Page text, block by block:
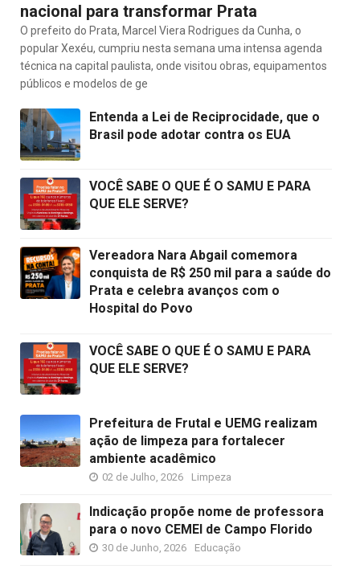
nacional para transformar Prata
O prefeito do Prata, Marcel Viera Rodrigues da Cunha, o
popular Xexéu, cumpriu nesta semana uma intensa agenda
técnica na capital paulista, onde visitou obras, equipamentos
públicos e modelos de ge
Entenda a Lei de Reciprocidade, que o
Brasil pode adotar contra os EUA
VOCÊ SABE O QUE É O SAMU E PARA
QUE ELE SERVE?
Vereadora Nara Abgail comemora
conquista de R$ 250 mil para a saúde do
Prata e celebra avanços com o
Hospital do Povo
VOCÊ SABE O QUE É O SAMU E PARA
QUE ELE SERVE?
Prefeitura de Frutal e UEMG realizam
ação de limpeza para fortalecer
ambiente acadêmico
02 de Julho, 2026 Limpeza
Indicação propõe nome de professora
para o novo CEMEI de Campo Florido
30 de Junho, 2026 Educação